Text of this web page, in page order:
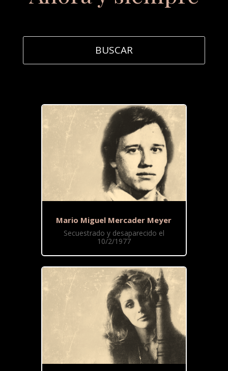
Mario Miguel Mercader Meyer
Secuestrado y desaparecido el
10/2/1977